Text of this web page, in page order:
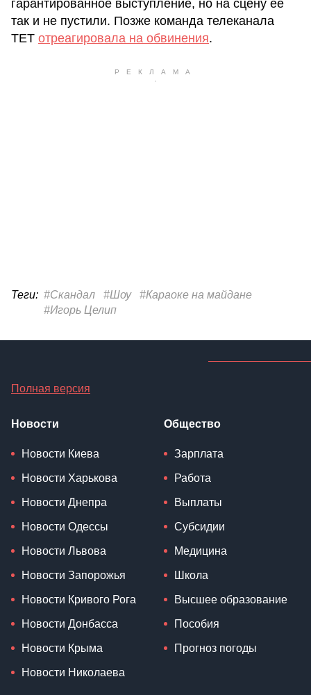
гарантированное выступление, но на сцену ее
так и не пустили. Позже команда телеканала
ТЕТ отреагировала на обвинения.
Теги: #Скандал #Шоу
#Караоке на майдане
#Игорь Целип
Полная версия
Новости
Новости Киева
Новости Харькова
Новости Днепра
Новости Одессы
Новости Львова
Новости Запорожья
Новости Кривого Рога
Новости Донбасса
Новости Крыма
Новости Николаева
Общество
Зарплата
Работа
Выплаты
Субсидии
Медицина
Школа
Высшее образование
Пособия
Прогноз погоды